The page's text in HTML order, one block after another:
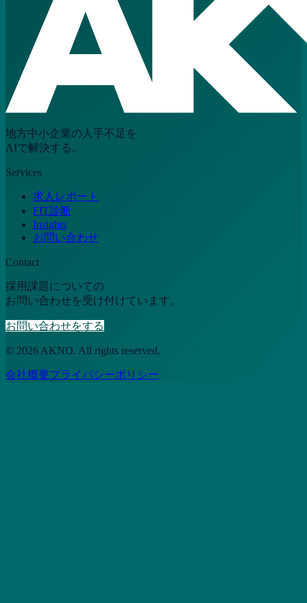
地方中小企業の人手不足を
AIで解決する。
Services
求人レポート
FIT診断
Insights
お問い合わせ
Contact
採用課題についての
お問い合わせを受け付けています。
お問い合わせをする
© 2026 AKNO. All rights reserved.
会社概要プライバシーポリシー